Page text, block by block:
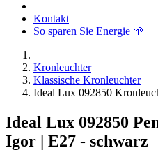
Kontakt
So sparen Sie Energie 🌱
Kronleuchter
Klassische Kronleuchter
Ideal Lux 092850
Ideal Lux 092850
Igor | E27 - schwarz